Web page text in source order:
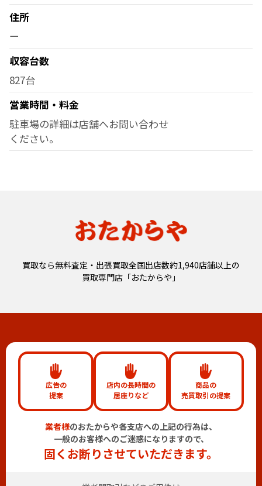
住所
ー
収容台数
827台
営業時間・料金
駐車場の詳細は店舗へお問い合わせ
ください。
買取なら無料査定・出張買取全国出店数約1,940店舗以上の
買取専門店「おたからや」
広告の
提案
店内の長時間の
居座りなど
商品の
売買取引の提案
業者様のおたからや各支店への上記の行為は、
一般のお客様へのご迷惑になりますので、
固くお断りさせていただきます。